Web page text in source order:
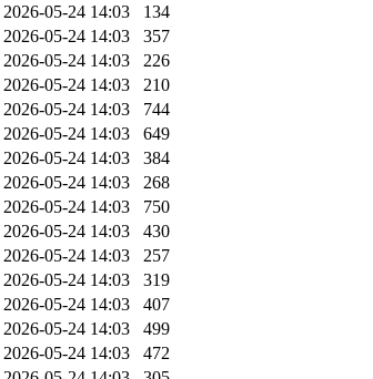
2026-05-24 14:03
134
2026-05-24 14:03
357
2026-05-24 14:03
226
2026-05-24 14:03
210
2026-05-24 14:03
744
2026-05-24 14:03
649
2026-05-24 14:03
384
2026-05-24 14:03
268
2026-05-24 14:03
750
2026-05-24 14:03
430
2026-05-24 14:03
257
2026-05-24 14:03
319
2026-05-24 14:03
407
2026-05-24 14:03
499
2026-05-24 14:03
472